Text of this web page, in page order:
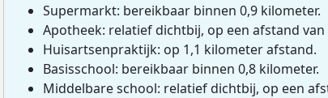
Supermarkt: bereikbaar binnen 0,9 kilometer.
Apotheek: relatief dichtbij, op een afstand van
Huisartsenpraktijk: op 1,1 kilometer afstand.
Basisschool: bereikbaar binnen 0,8 kilometer.
Middelbare school: relatief dichtbij, op een